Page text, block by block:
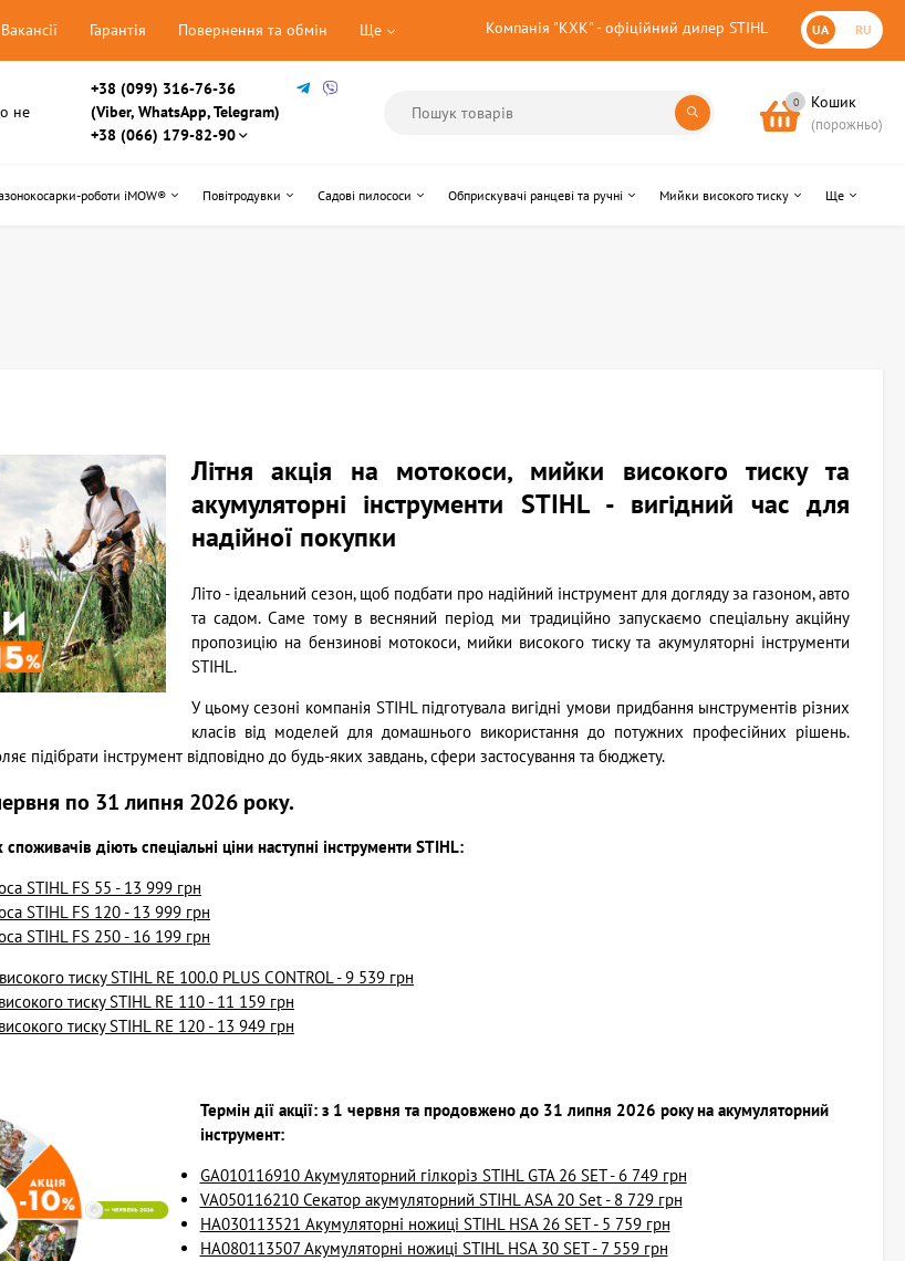
Компанія "КХК" - офіційний дилер STIHL UA RU
Вакансії Гарантія Повернення та обмін Ще
не
+38 (099) 316-76-36
(Viber, WhatsApp, Telegram)
+38 (066) 179-82-90
0 Кошик
(порожньо)
роботи iMOW® Повітродувки Садові пилососи Обприскувачі ранцеві та ручні Мийки високого тиску Ще
Літня акція на мотокоси, мийки високого тиску та
акумуляторні інструменти STIHL - вигідний час для
надійної покупки
Літо - ідеальний сезон, щоб подбати про надійний інструмент для догляду за газоном, авто
та садом. Саме тому в весняний період ми традиційно запускаємо спеціальну акційну
пропозицію на бензинові мотокоси, мийки високого тиску та акумуляторні інструменти
STIHL.
У цьому сезоні компанія STIHL підготувала вигідні умови придбання ынструментів різних
класів від моделей для домашнього використання до потужних професійних рішень.
підібрати інструмент відповідно до будь-яких завдань, сфери застосування та бюджету.
по 31 липня 2026 року.
діють спеціальні ціни наступні інструменти STIHL:
STIHL FS 55 - 13 999 грн
STIHL FS 120 - 13 999 грн
STIHL FS 250 - 16 199 грн
тиску STIHL RE 100.0 PLUS CONTROL - 9 539 грн
тиску STIHL RE 110 - 11 159 грн
тиску STIHL RE 120 - 13 949 грн
Термін дії акції: з 1 червня та продовжено до 31 липня 2026 року на акумуляторний
інструмент:
GA010116910 Акумуляторний гілкоріз STIHL GTA 26 SET - 6 749 грн
VA050116210 Секатор акумуляторний STIHL ASA 20 Set - 8 729 грн
HA030113521 Акумуляторні ножиці STIHL HSA 26 SET - 5 759 грн
HA080113507 Акумуляторні ножиці STIHL HSA 30 SET - 7 559 грн